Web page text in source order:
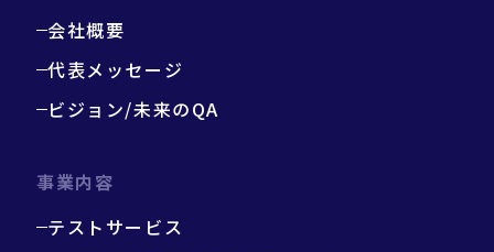
会社概要
代表メッセージ
ビジョン/未来のQA
事業内容
テストサービス